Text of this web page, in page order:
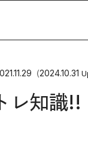
（2024.10.31
レ知識!!